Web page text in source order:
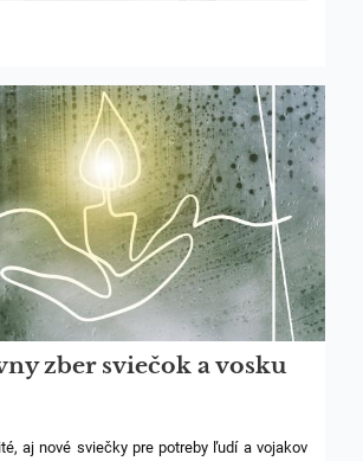
zber sviečok a vosku
aj nové sviečky pre potreby ľudí a vojakov